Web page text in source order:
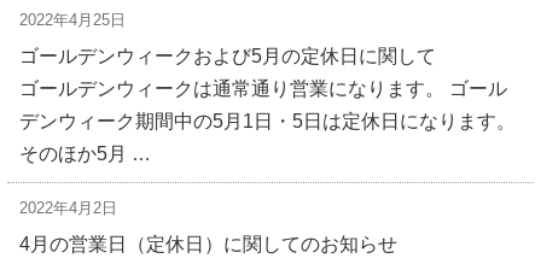
2022年4月25日
ゴールデンウィークおよび5月の定休日に関して
ゴールデンウィークは通常通り営業になります。 ゴール
デンウィーク期間中の5月1日・5日は定休日になります。
そのほか5月 …
2022年4月2日
4月の営業日（定休日）に関してのお知らせ